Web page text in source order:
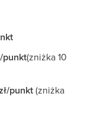
punkt(zniżka 10
punkt(zniżka